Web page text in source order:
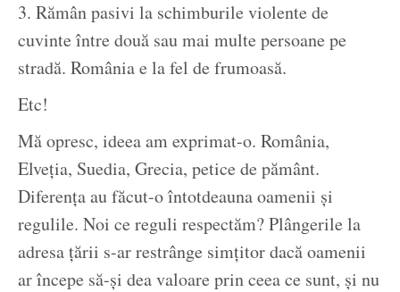
3. Rămân pasivi la schimburile violente de
cuvinte între două sau mai multe persoane pe
stradă. România e la fel de frumoasă.
Etc!
Mă opresc, ideea am exprimat-o. România,
Elveția, Suedia, Grecia, petice de pământ.
Diferența au făcut-o întotdeauna oamenii și
regulile. Noi ce reguli respectăm? Plângerile la
adresa țării s-ar restrânge simțitor dacă oamenii
ar începe să-și dea valoare prin ceea ce sunt, și nu